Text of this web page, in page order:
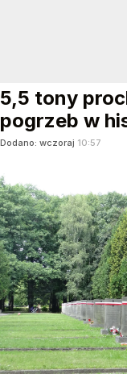
5,5 tony
pogrzeb w
Dodano: wczoraj 10:57